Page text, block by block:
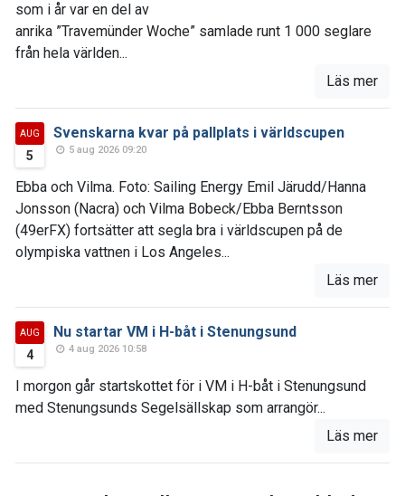
som i år var en del av
anrika ”Travemünder Woche” samlade runt 1 000 seglare
från hela världen...
Läs mer
AUG
5
Svenskarna kvar på pallplats i världscupen
5 aug 2026 09:20
Ebba och Vilma. Foto: Sailing Energy Emil Järudd/Hanna
Jonsson (Nacra) och Vilma Bobeck/Ebba Berntsson
(49erFX) fortsätter att segla bra i världscupen på de
olympiska vattnen i Los Angeles...
Läs mer
AUG
4
Nu startar VM i H-båt i Stenungsund
4 aug 2026 10:58
I morgon går startskottet för i VM i H-båt i Stenungsund
med Stenungsunds Segelsällskap som arrangör...
Läs mer